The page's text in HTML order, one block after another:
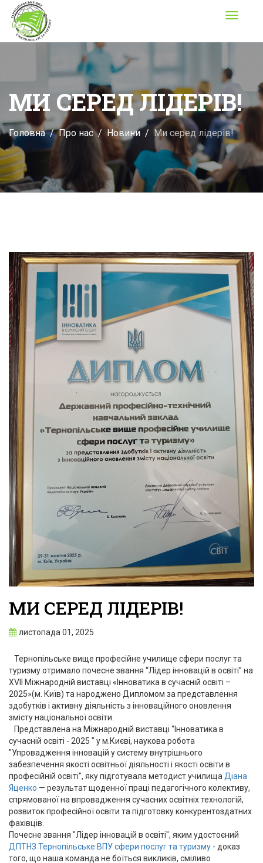
Toggle
МИ СЕРЕД ЛІДЕРІВ!
Головна Про нас Новини Ми серед лідерів!
МИ СЕРЕД ЛІДЕРІВ!
листопада 01, 2025
Тернопільське вище професійне училище сфери послуг та
туризму отримало почесне звання “Лідер інновацій в освіті” на
XVII Міжнародній виставці «Інноватика в сучасній освіті –
2025»(м. Київ) та народжено Дипломом за представлення
здобутків і активну діяльність з інноваційного оновлення
змісту національної освіти.
Представлена на Міжнародній виставці "Інноватика в
сучасній освіті - 2025 " у м.Києві, наукова робота
"Упровадження інновацій у систему внутрішнього
забезпечення якості освітньої діяльності і якості освіти в
професійній освіті", яку підготувала методист училища Діана
Яценко — результат щоденної праці педагогічного колективу,
спрямованої на впровадження сучасних освітніх технологій,
розвиток професійної освіти та підготовку конкурентоздатних
фахівців.
Почесне звання "Лідер інновацій в освіті", яким удостоєний
ДПТНЗ Тернопільське ВПУ сфери послуг та туризму - доказ
того, що наша команда не боїться викликів, сміливо